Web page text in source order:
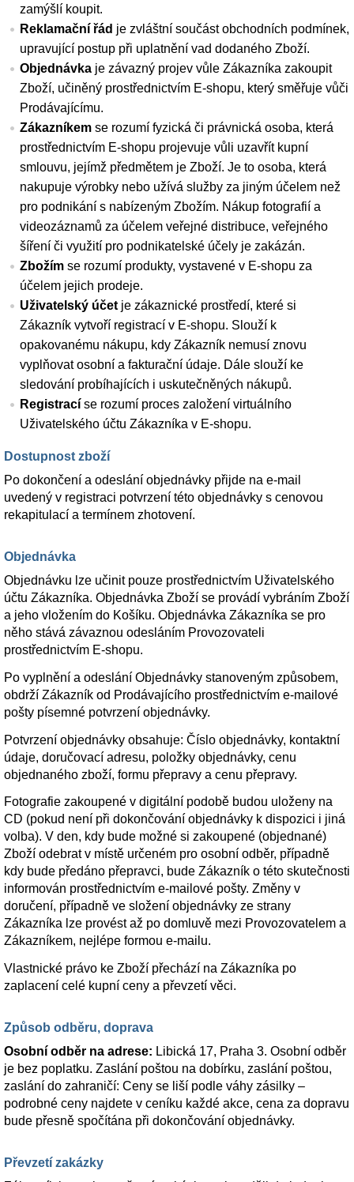
zamýšlí koupit.
Reklamační řád je zvláštní součást obchodních podmínek,
upravující postup při uplatnění vad dodaného Zboží.
Objednávka je závazný projev vůle Zákazníka zakoupit
Zboží, učiněný prostřednictvím E-shopu, který směřuje vůči
Prodávajícímu.
Zákazníkem se rozumí fyzická či právnická osoba, která
prostřednictvím E-shopu projevuje vůli uzavřít kupní
smlouvu, jejímž předmětem je Zboží. Je to osoba, která
nakupuje výrobky nebo užívá služby za jiným účelem než
pro podnikání s nabízeným Zbožím. Nákup fotografií a
videozáznamů za účelem veřejné distribuce, veřejného
šíření či využití pro podnikatelské účely je zakázán.
Zbožím se rozumí produkty, vystavené v E-shopu za
účelem jejich prodeje.
Uživatelský účet je zákaznické prostředí, které si
Zákazník vytvoří registrací v E-shopu. Slouží k
opakovanému nákupu, kdy Zákazník nemusí znovu
vyplňovat osobní a fakturační údaje. Dále slouží ke
sledování probíhajících i uskutečněných nákupů.
Registrací se rozumí proces založení virtuálního
Uživatelského účtu Zákazníka v E-shopu.
Dostupnost zboží
Po dokončení a odeslání objednávky přijde na e-mail
uvedený v registraci potvrzení této objednávky s cenovou
rekapitulací a termínem zhotovení.
Objednávka
Objednávku lze učinit pouze prostřednictvím Uživatelského
účtu Zákazníka. Objednávka Zboží se provádí vybráním Zboží
a jeho vložením do Košíku. Objednávka Zákazníka se pro
něho stává závaznou odesláním Provozovateli
prostřednictvím E-shopu.
Po vyplnění a odeslání Objednávky stanoveným způsobem,
obdrží Zákazník od Prodávajícího prostřednictvím e-mailové
pošty písemné potvrzení objednávky.
Potvrzení objednávky obsahuje: Číslo objednávky, kontaktní
údaje, doručovací adresu, položky objednávky, cenu
objednaného zboží, formu přepravy a cenu přepravy.
Fotografie zakoupené v digitální podobě budou uloženy na
CD (pokud není při dokončování objednávky k dispozici i jiná
volba). V den, kdy bude možné si zakoupené (objednané)
Zboží odebrat v místě určeném pro osobní odběr, případně
kdy bude předáno přepravci, bude Zákazník o této skutečnosti
informován prostřednictvím e-mailové pošty. Změny v
doručení, případně ve složení objednávky ze strany
Zákazníka lze provést až po domluvě mezi Provozovatelem a
Zákazníkem, nejlépe formou e-mailu.
Vlastnické právo ke Zboží přechází na Zákazníka po
zaplacení celé kupní ceny a převzetí věci.
Způsob odběru, doprava
Osobní odběr na adrese: Libická 17, Praha 3. Osobní odběr
je bez poplatku. Zaslání poštou na dobírku, zaslání poštou,
zaslání do zahraničí: Ceny se liší podle váhy zásilky –
podrobné ceny najdete v ceníku každé akce, cena za dopravu
bude přesně spočítána při dokončování objednávky.
Převzetí zakázky